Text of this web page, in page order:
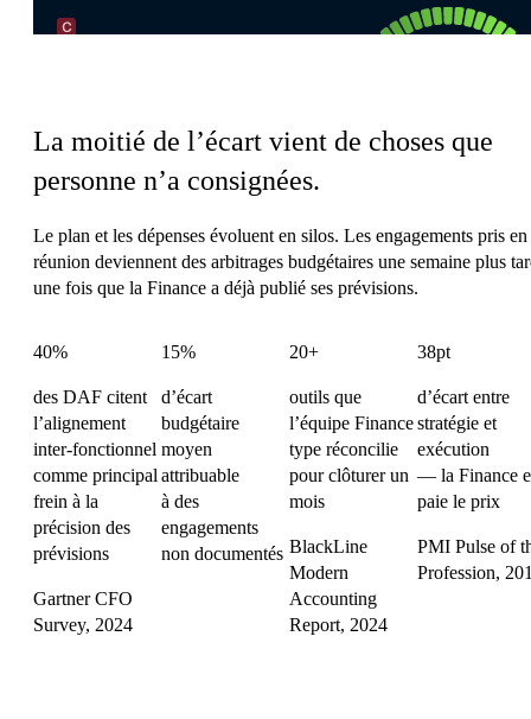
La moitié de l’écart vient de choses que
personne n’a consignées.
Le plan et les dépenses évoluent en silos. Les engagements pris en
réunion deviennent des arbitrages budgétaires une semaine plus
une fois que la Finance a déjà publié ses prévisions.
40%
des DAF citent
l’alignement
inter-fonctionnel
comme principal
frein à la
précision des
prévisions
Gartner CFO
Survey, 2024
15%
d’écart
budgétaire
moyen
attribuable
à des
engagements
non documentés
20+
outils que
l’équipe Finance
type réconcilie
pour clôturer un
mois
BlackLine
Modern
Accounting
Report, 2024
38pt
d’écart entre
stratégie et
exécution
— la Finance
paie le prix
PMI Pulse of
Profession,